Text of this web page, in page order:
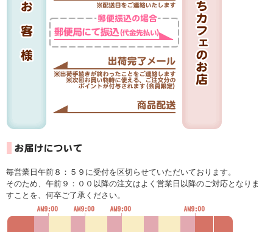
毎営業日午前８：５９に受付を区切らせていただいております。
そのため、午前９：００以降の注文はよく営業日以降のご対応となりま
すことを、何卒ご了承ください。